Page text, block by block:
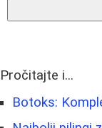
Pročitajte i...
Botoks: